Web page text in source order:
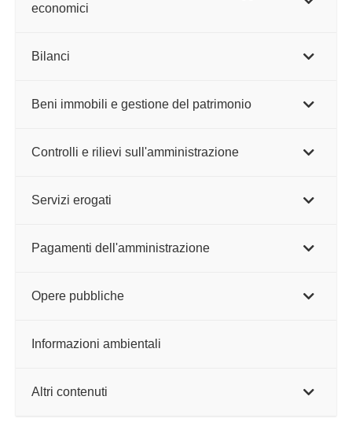
economici
Bilanci
Beni immobili e gestione del patrimonio
Controlli e rilievi sull'amministrazione
Servizi erogati
Pagamenti dell'amministrazione
Opere pubbliche
Informazioni ambientali
Altri contenuti